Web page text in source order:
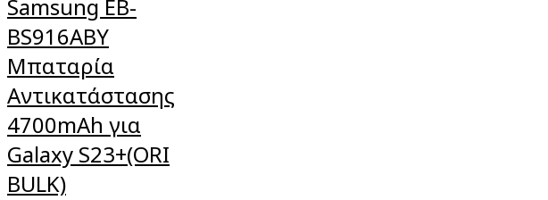
Samsung EB-
BS916ABY
Μπαταρία
Αντικατάστασης
4700mAh για
Galaxy S23+(ORI
BULK)